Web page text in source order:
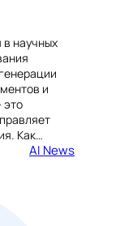
научных
и
это
Как…
AI News